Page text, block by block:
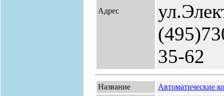
Адрес
35-62
Название Автоматические